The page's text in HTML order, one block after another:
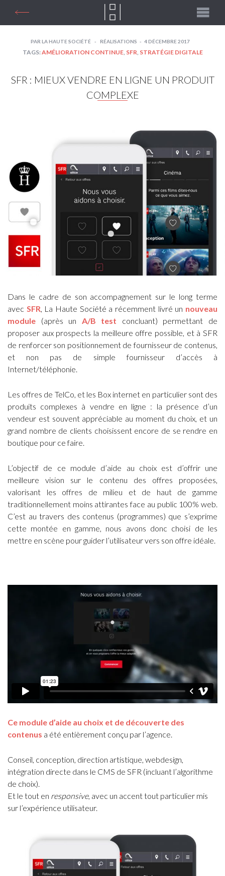
PAR LA HAUTE SOCIÉTÉ RÉALISATIONS 4 DÉCEMBRE 2017
TAGS:AMÉLIORATION CONTINUE, SFR, STRATÉGIE DIGITALE
SFR : MIEUX VENDRE EN LIGNE UN PRODUIT
COMPLEXE
Dans le cadre de son accompagnement sur le long terme
avec SFR , La Haute Société a récemment livré un nouveau
module (après un A/B test concluant) permettant de
proposer aux prospects la meilleure offre possible, et à SFR
de renforcer son positionnement de fournisseur de contenus,
et non pas de simple fournisseur d’accès à
Internet/téléphonie.
Les offres de TelCo, et les Box internet en particulier sont des
produits complexes à vendre en ligne : la présence d’un
vendeur est souvent appréciable au moment du choix, et un
grand nombre de clients choisissent encore de se rendre en
boutique pour ce faire.
L’objectif de ce module d’aide au choix est d’offrir une
meilleure vision sur le contenu des offres proposées,
valorisant les offres de milieu et de haut de gamme
traditionnellement moins attirantes face au public 100% web.
C’est au travers des contenus (programmes) que s’exprime
cette montée en gamme, nous avons donc choisi de les
mettre en scène pour guider l’utilisateur vers son offre idéale.
Ce module d’aide au choix et de découverte des
contenus a été entièrement conçu par l’agence.
Conseil, conception, direction artistique, webdesign,
intégration directe dans le CMS de SFR (incluant l’algorithme
de choix).
Et le tout en responsive, avec un accent tout particulier mis
sur l’expérience utilisateur.